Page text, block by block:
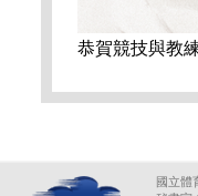
恭賀競技與教
國立體